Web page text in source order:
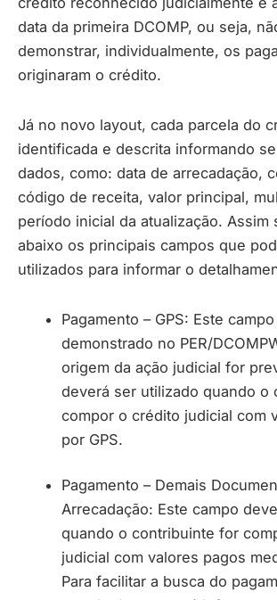
data da primeira DCOMP, ou seja,
demonstrar, individualmente, os
originaram o crédito.
Já no novo layout, cada parcela do
identificada e descrita informando
dados, como: data de arrecadação,
código de receita, valor principal,
período inicial da atualização. Assim
abaixo os principais campos que
utilizados para informar o
Pagamento – GPS: Este
demonstrado no PER/
origem da ação judicial for
deverá ser utilizado quando o
compor o crédito judicial com
por GPS.
Pagamento – Demais
Arrecadação: Este campo
quando o contribuinte for
judicial com valores pagos
Para facilitar a busca do